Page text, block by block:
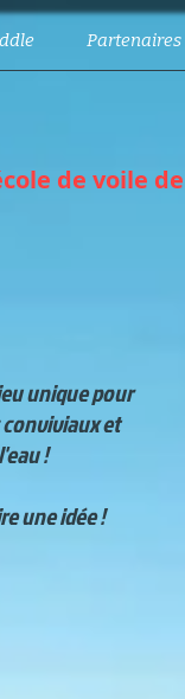
Partenaires
de voile
unique pour
et
!
une idée !